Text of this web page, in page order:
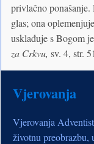
privlačno
glas; ona
usklađuje s Bogom
za Crkvu, sv. 4, str.
Vjerovanja
Vjerovanja
životnu preobrazbu,